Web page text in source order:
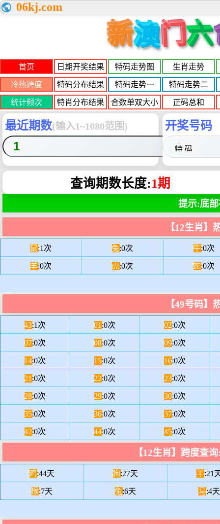
06kj.com
新澳门六
首页 日期开奖结果 特码走势图 生肖走势
冷热跨度 特码分布结果 特码走势一 特码走势二
统计频次 特肖分布结果 合数单双大小 正码总和
最近期数(输入1~1080范围) 开奖号码
查询期数长度:1期
提示:底
【12生肖】
鼠:1次 兔:0次 牛:0次
羊:0次 虎:0次 蛇:0次
【49号码】
43:1次 01 :0次 02:0次
07:0次 08:0次 09:0次
14:0次 15:0次 16:0次
21 :0次 22:0次 23:0次
28:0次 29:0次 30:0次
35:0次 36:0次 37:0次
42:0次 44:0次 45:0次
【12生肖】跨度查
鸡:44天 狗:27天 羊:21
猴:7天 兔:6天 马:4天